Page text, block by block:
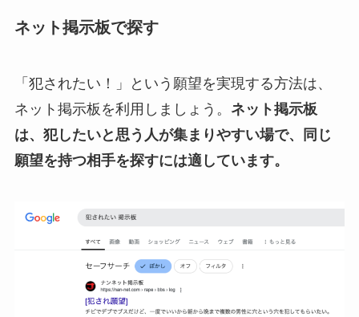
ネット掲示板で探す
「犯されたい！」という願望を実現する方法は、
ネット掲示板を利用しましょう。 ネット掲示板
は、犯したいと思う人が集まりやすい場で、同じ
願望を持つ相手を探すには適しています。